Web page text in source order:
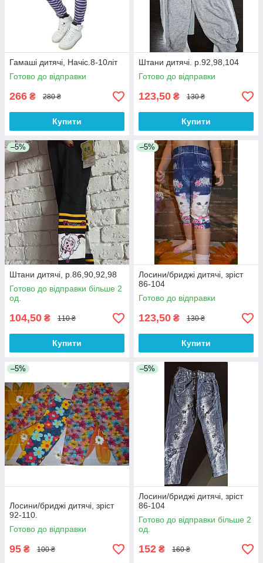
Гамаші дитячі, Начіс.8-10літ
Готово до відправки
266 ₴ 280 ₴
Купити
Штани дитячі. р.92,98,104
Готово до відправки
123,50 ₴ 130 ₴
Купити
–5%
Штани дитячі, р.86,90,92,98
Готово до відправки більше 2
од.
104,50 ₴ 110 ₴
Купити
–5%
Лосини/бриджі дитячі, зріст
86-104
Готово до відправки
123,50 ₴ 130 ₴
Купити
–5%
Лосини/бриджі дитячі, зріст
92-110.
Готово до відправки
95 ₴ 100 ₴
–5%
Лосини/бриджі дитячі, зріст
86-104
Готово до відправки більше 2
од.
152 ₴ 160 ₴